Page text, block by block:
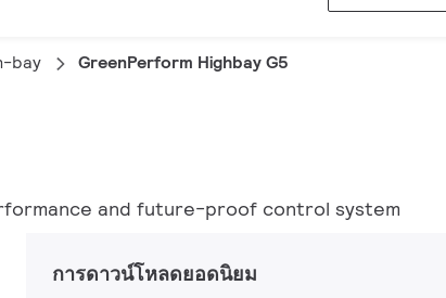
bay GreenPerform Highbay G5
and future-proof control system
การดาวน์โหลดยอดนิยม